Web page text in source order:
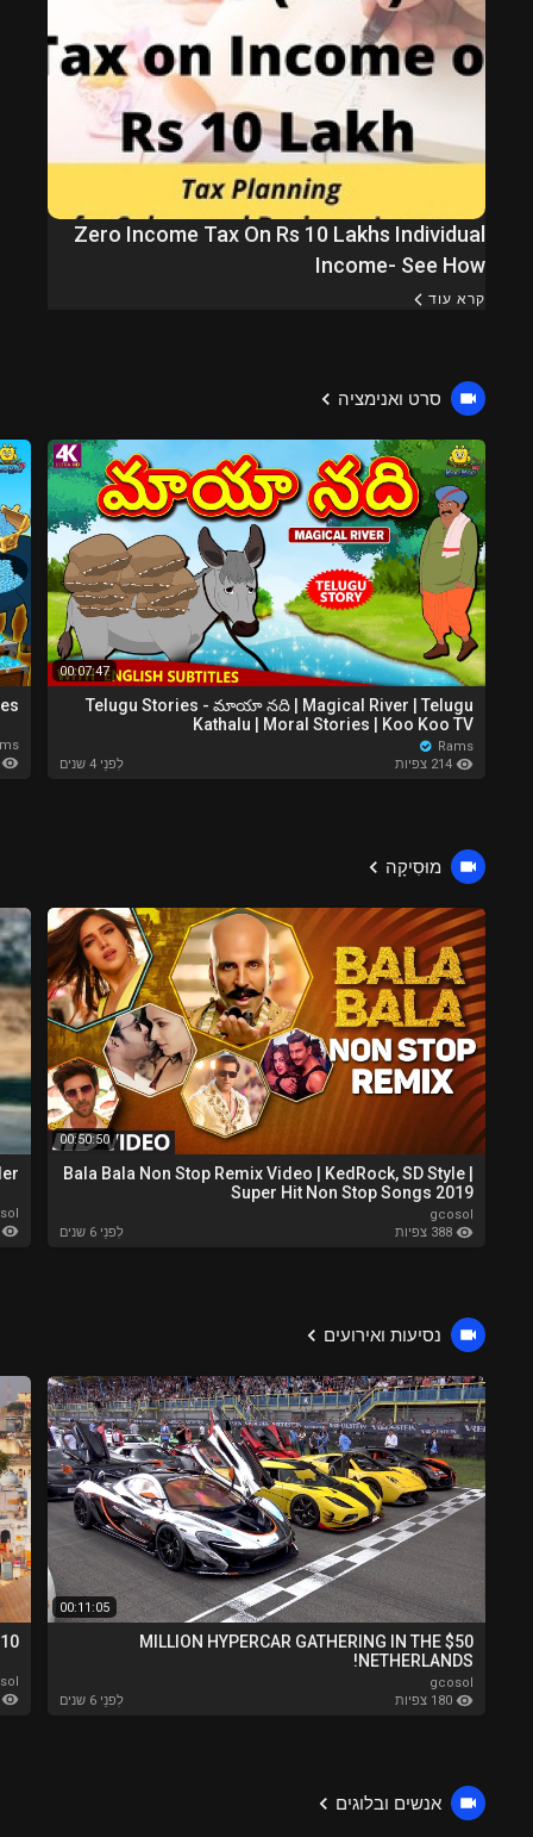
Zero Income Tax On Rs 10 Lakhs Individual
Income- See How
קרא עוד
סרט ואנימציה
00:07:47
Telugu Stories - మాయా నది | Magical River | Telugu
Kathalu | Moral Stories | Koo Koo TV
Rams
לִפנֵי 4 שנים
מוּסִיקָה
00:50:50
Bala Bala Non Stop Remix Video | KedRock, SD Style |
Super Hit Non Stop Songs 2019
gcosol
לִפנֵי 6 שנים
נסיעות ואירועים
10 Best Places to Visit in India - Travel Video
00:11:05
$50 MILLION HYPERCAR GATHERING IN THE
NETHERLANDS!
gcosol
לִפנֵי 6 שנים
אנשים ובלוגים